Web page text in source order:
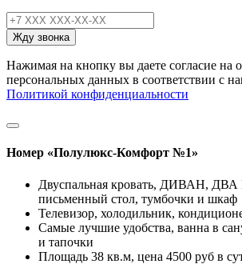
Жду звонка
Нажимая на кнопку вы даете согласие на
персональных данных в соответствии с
Политикой конфиденциальности
Номер «Полулюкс-Комфорт №1»
Двуспальная кровать, ДИВАН,
письменный стол, тумбочки и шкаф
Телевизор, холодильник,
Самые лучшие удобства, ванна в
и тапочки
Площадь 38 кв.м, цена 4500 руб в